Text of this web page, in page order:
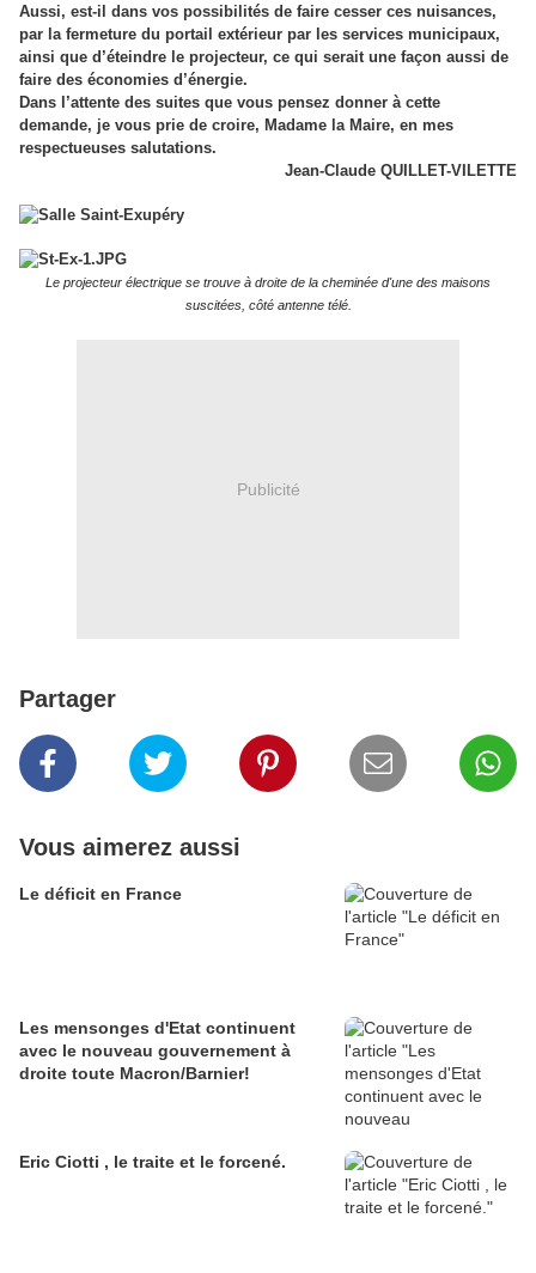
Aussi, est-il dans vos possibilités de faire cesser ces nuisances,
par la fermeture du portail extérieur par les services municipaux,
ainsi que d’éteindre le projecteur, ce qui serait une façon aussi de
faire des économies d’énergie.
Dans l’attente des suites que vous pensez donner à cette
demande, je vous prie de croire, Madame la Maire, en mes
respectueuses salutations.
Jean-Claude QUILLET-VILETTE
Le projecteur électrique se trouve à droite de la cheminée d'une des maisons
suscitées, côté antenne télé.
Publicité
Partager
Vous aimerez aussi
Le déficit en France
Les mensonges d'Etat continuent
avec le nouveau gouvernement à
droite toute Macron/Barnier!
Eric Ciotti , le traite et le forcené.